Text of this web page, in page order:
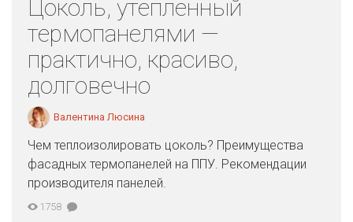
Цоколь, утепленный
термопанелями —
практично, красиво,
долговечно
Валентина Люсина
Чем теплоизолировать цоколь? Преимущества
фасадных термопанелей на ППУ. Рекомендации
производителя панелей.
1758